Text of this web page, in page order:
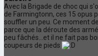
Avec la Brigade de choc qui
de Farmingtonn, ces 15 opus
souffler un peu. Ce moment
parce que la déroute des
peu fâchés...et il ne fait pas
coupeurs de pieds